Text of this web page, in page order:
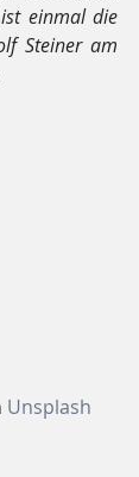
einmal die
Steiner am
Unsplash